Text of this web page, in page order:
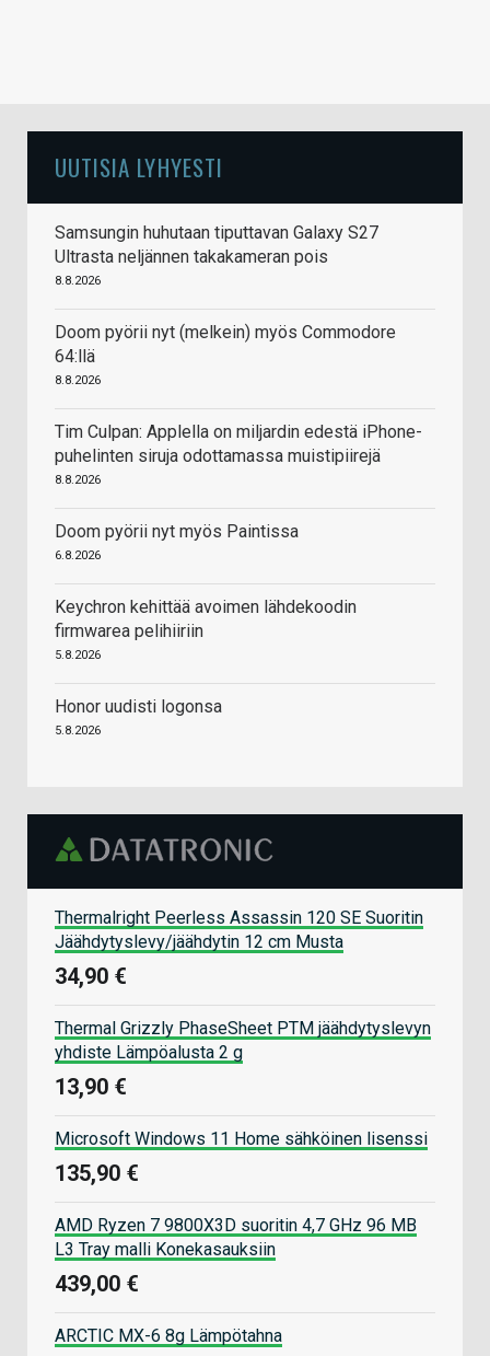
UUTISIA LYHYESTI
Samsungin huhutaan tiputtavan Galaxy S27
Ultrasta neljännen takakameran pois
8.8.2026
Doom pyörii nyt (melkein) myös Commodore
64:llä
8.8.2026
Tim Culpan: Applella on miljardin edestä iPhone-
puhelinten siruja odottamassa muistipiirejä
8.8.2026
Doom pyörii nyt myös Paintissa
6.8.2026
Keychron kehittää avoimen lähdekoodin
firmwarea pelihiiriin
5.8.2026
Honor uudisti logonsa
5.8.2026
Thermalright Peerless Assassin 120 SE Suoritin
Jäähdytyslevy/jäähdytin 12 cm Musta
34,90 €
Thermal Grizzly PhaseSheet PTM jäähdytyslevyn
yhdiste Lämpöalusta 2 g
13,90 €
Microsoft Windows 11 Home sähköinen lisenssi
135,90 €
AMD Ryzen 7 9800X3D suoritin 4,7 GHz 96 MB
L3 Tray malli Konekasauksiin
439,00 €
ARCTIC MX-6 8g Lämpötahna